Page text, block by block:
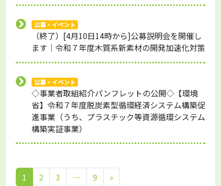
公募・イベント
（終了）[4月10日14時から]公募説明会を開催し
ます｜令和７年度木質系新素材の開発加速化対策
公募・イベント
◇事業者取組紹介パンフレットの公開◇【環境
省】令和７年度脱炭素型循環経済システム構築促
進事業（うち、プラスチック等資源循環システム
構築実証事業）
1 2 3 … 9 »